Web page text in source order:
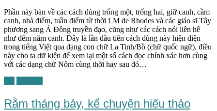
Phần này bàn về các cách dùng trống một, trống hai, giữ canh, cầm
canh, nhà điếm, tuần điếm từ thời LM de Rhodes và các giáo sĩ Tây
phương sang Á Đông truyền đạo, cũng như các cách nói liên hê
như đêm năm canh. Đây là lần đầu tiên cách dùng này hiện diện
trong tiếng Việt qua dạng con chữ La Tinh/Bồ (chữ quốc ngữ), điều
này cho ta dữ kiện để xem lại một số cách đọc chính xác hơn cùng
với các dạng chữ Nôm cùng thời hay sau đó…
Rằm tháng bảy, kể chuyện hiếu thảo